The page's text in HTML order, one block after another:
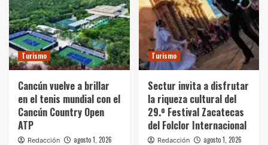
Turismo
Cancún vuelve a brillar
en el tenis mundial con el
Cancún Country Open
ATP
Redacción agosto 1, 2026
Turismo
Sectur invita a disfrutar
la riqueza cultural del
29.º Festival Zacatecas
del Folclor Internacional
Redacción agosto 1, 2026